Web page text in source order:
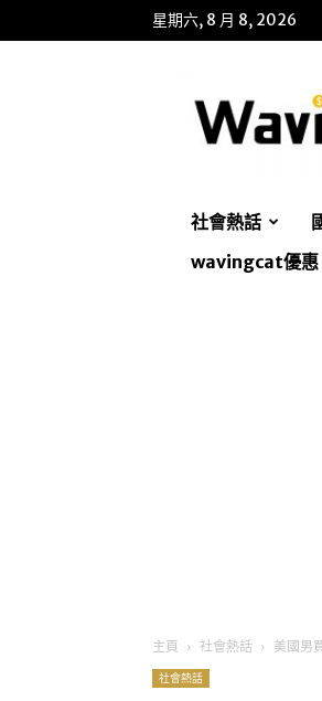
星期六, 8 月 8, 2026
招
財
貓
社會熱話
wavingcat優惠
主頁 社會熱話 美國男
社會熱話